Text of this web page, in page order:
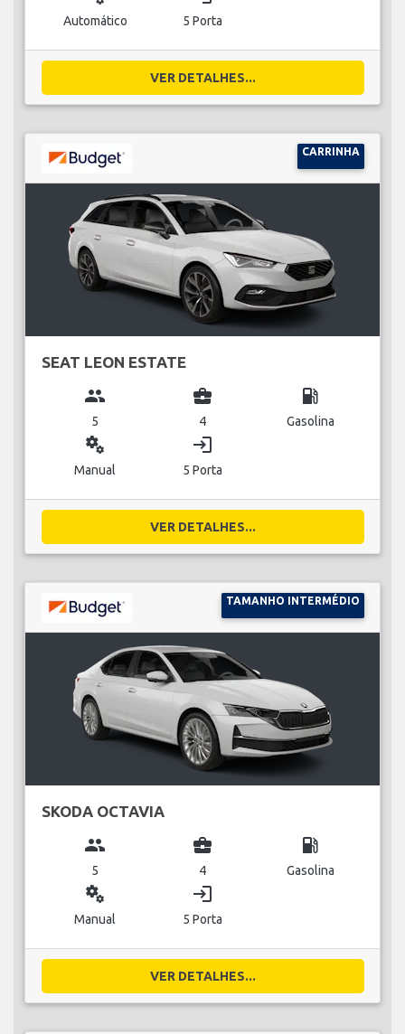
Automático 5 Porta
VER DETALHES...
CARRINHA
SEAT LEON ESTATE
group
5
business_center
4
local_gas_station
Gasolina
miscellaneous_services
Manual
login
5 Porta
VER DETALHES...
TAMANHO INTERMÉDIO
SKODA OCTAVIA
group
5
business_center
4
local_gas_station
Gasolina
miscellaneous_services
Manual
login
5 Porta
VER DETALHES...